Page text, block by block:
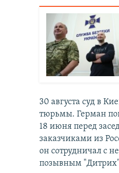
30 августа суд в
тюрьмы. Герман
18 июня перед
заказчиками из
он сотрудничал с
позывным